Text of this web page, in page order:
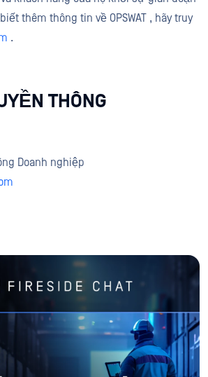
thêm thông tin về OPSWAT , hãy truy
.
THÔNG
Doanh nghiệp